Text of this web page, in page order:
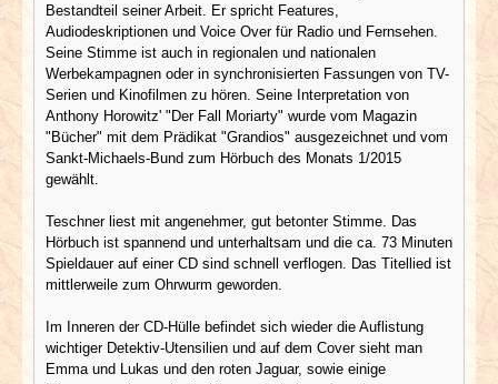
Bestandteil seiner Arbeit. Er spricht Features,
Audiodeskriptionen und Voice Over für Radio und Fernsehen.
Seine Stimme ist auch in regionalen und nationalen
Werbekampagnen oder in synchronisierten Fassungen von TV-
Serien und Kinofilmen zu hören. Seine Interpretation von
Anthony Horowitz' "Der Fall Moriarty" wurde vom Magazin
"Bücher" mit dem Prädikat "Grandios" ausgezeichnet und vom
Sankt-Michaels-Bund zum Hörbuch des Monats 1/2015
gewählt.
Teschner liest mit angenehmer, gut betonter Stimme. Das
Hörbuch ist spannend und unterhaltsam und die ca. 73 Minuten
Spieldauer auf einer CD sind schnell verflogen. Das Titellied ist
mittlerweile zum Ohrwurm geworden.
Im Inneren der CD-Hülle befindet sich wieder die Auflistung
wichtiger Detektiv-Utensilien und auf dem Cover sieht man
Emma und Lukas und den roten Jaguar, sowie einige